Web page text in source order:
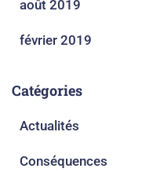
août 2019
février 2019
Catégories
Actualités
Conséquences